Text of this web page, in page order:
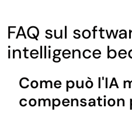
FAQ sul
intelligence
Come può l'IA
compensation